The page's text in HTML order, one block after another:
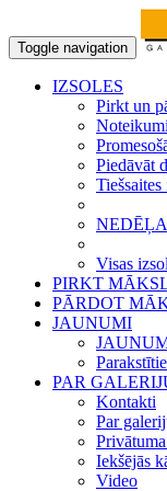
Toggle navigation
IZSOLES
Pirkt un
Noteikumi
Piedāvāt
Tiešsaites
Visas
PIRKT
PĀRDOT
JAUNUMI
PAR
Kontakti
Par
Iekšējās
Video